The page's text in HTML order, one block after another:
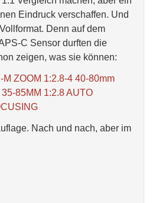
Eindruck verschaffen. Und
Denn auf dem
C Sensor durften die
zeigen, was sie können:
ZOOM 1:2.8-4 40-80mm
85MM 1:2.8 AUTO
Nach und nach, aber im